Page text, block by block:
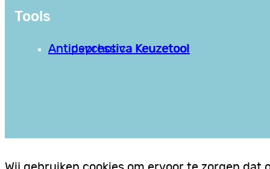
Tools
Antipsychotica Keuzetool
Antidepressiva Keuzetool